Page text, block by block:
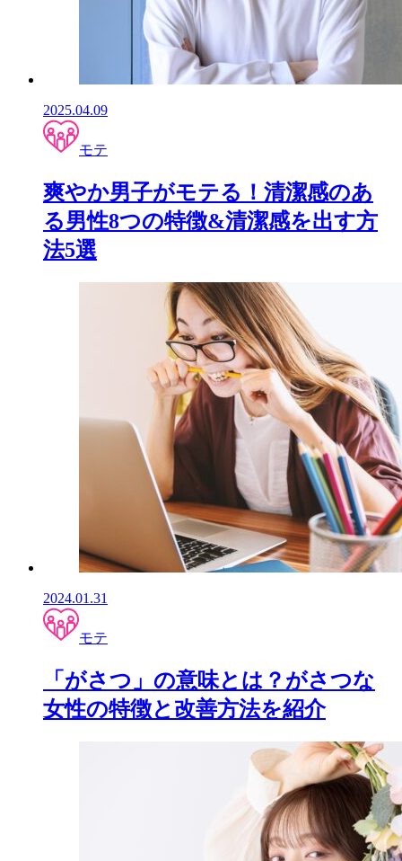
2025.04.09
モテ
爽やか男子がモテる！清潔感のあ
る男性8つの特徴&清潔感を出す方
法5選
2024.01.31
モテ
「がさつ」の意味とは？がさつな
女性の特徴と改善方法を紹介